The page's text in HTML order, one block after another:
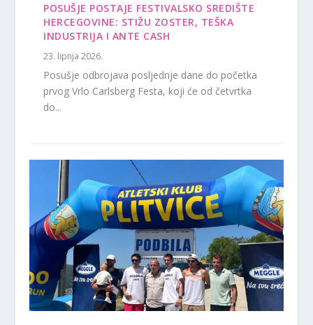
POSUŠJE POSTAJE FESTIVALSKO SREDIŠTE
HERCEGOVINE: STIŽU ZOSTER, TEŠKA
INDUSTRIJA I ANTE CASH
23. lipnja 2026.
Posušje odbrojava posljednje dane do početka
prvog Vrlo Carlsberg Festa, koji će od četvrtka
do...